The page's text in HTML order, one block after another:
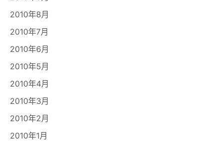
2010年8月
2010年7月
2010年6月
2010年5月
2010年4月
2010年3月
2010年2月
2010年1月